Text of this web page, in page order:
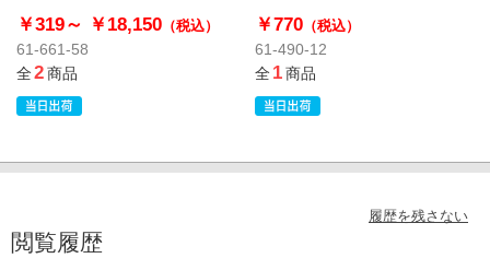
￥319～ ￥18,150 （税込）
61-661-58
全2商品
P82PP33
￥770（税込）
61-490-12
全1商品
履歴を残さない
閲覧履歴